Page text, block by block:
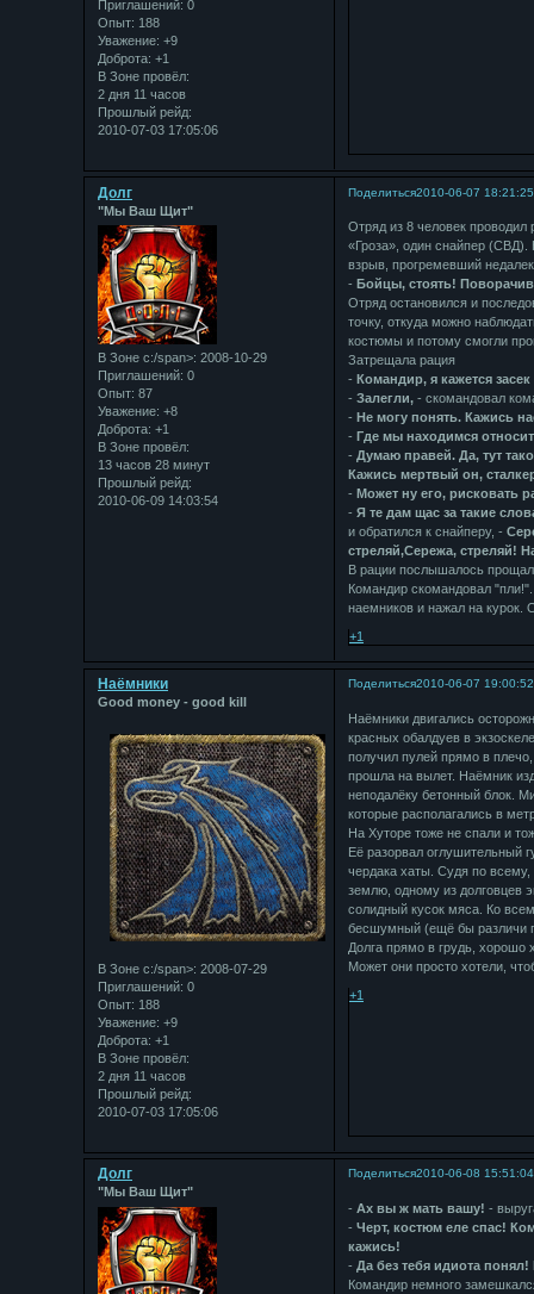
Приглашений: 0
Опыт: 188
Уважение: +9
Доброта: +1
В Зоне провёл:
2 дня 11 часов
Прошлый рейд:
2010-07-03 17:05:06
Поделиться2010-06-07 18:21:25
Долг
"Мы Ваш Щит"
В Зоне с:/span>: 2008-10-29
Приглашений: 0
Опыт: 87
Уважение: +8
Доброта: +1
В Зоне провёл:
13 часов 28 минут
Прошлый рейд:
2010-06-09 14:03:54
Отряд из 8 человек
«Гроза», один снайпер
взрыв, прогремевший
- Бойцы, стоять!
Отряд остановился и
точку, откуда можно
костюмы и потому смогли
Затрещала рация
- Командир, я кажется
-Залегли, - скомандовал
- Не могу понять. Кажись
- Где мы находимся
-Думаю правей. Да, тут
Кажись мертвый он,
- Может ну его, рисковать
-Я те дам щас за такие
и обратился к снайперу, -
стреляй,Сережа, стреляй!
В рации послышалось
Командир скомандовал
наемников и нажал на
+1
Поделиться2010-06-07 19:00:52
Наёмники
Good money - good kill
В Зоне с:/span>: 2008-07-29
Приглашений: 0
Опыт: 188
Уважение: +9
Доброта: +1
В Зоне провёл:
2 дня 11 часов
Прошлый рейд:
2010-07-03 17:05:06
Наёмники двигались
красных обалдуев в
получил пулей прямо в
прошла на вылет. Наёмник
неподалёку бетонный блок.
которые располагались в
На Хуторе тоже не спали и
Её разорвал оглушительный
чердака хаты. Судя по
землю, одному из долговцев
солидный кусок мяса. Ко
бесшумный (ещё бы различи
Долга прямо в грудь, хорошо
Может они просто хотели,
+1
Поделиться2010-06-08 15:51:04
Долг
"Мы Ваш Щит"
-Ах вы ж мать вашу! -
-Черт, костюм еле спас!
кажись!
-Да без тебя идиота
Командир немного